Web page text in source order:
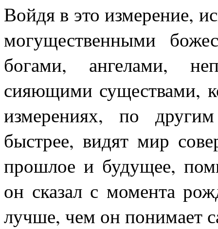
Войдя в это измерение,
могущественными
богами, ангелами,
сияющими существами,
измерениях, по
быстрее, видят мир
прошлое и будущее,
он сказал с момента
лучше, чем он понимает